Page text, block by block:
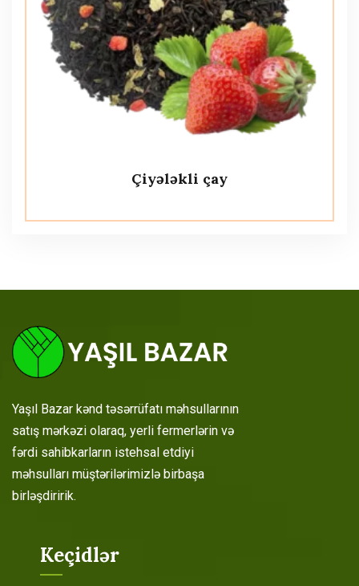
Çiyələkli çay
Yaşıl Bazar kənd təsərrüfatı məhsullarının
satış mərkəzi olaraq, yerli fermerlərin və
fərdi sahibkarların istehsal etdiyi
məhsulları müştərilərimizlə birbaşa
birləşdiririk.
Keçidlər